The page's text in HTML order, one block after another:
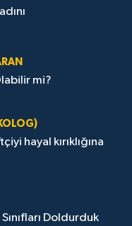
mi?
hayal kırıklığına
Doldurduk